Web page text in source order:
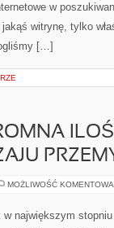
w
witrynę, tylko
[…]
MOŻLIWOŚĆ
w największym